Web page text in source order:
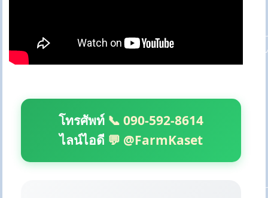
โทรศัพท์ 📞 090-592-8614
ไลน์ไอดี 💬 @FarmKaset